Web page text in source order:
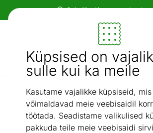
Küpsised on
sulle kui ka meile
Kasutame vajalikke küpsiseid, mis
võimaldavad meie veebisaidil
töötada. Seadistame valikulised
pakkuda teile meie veebisaidi
Tasuta transport!
Mööbel ja sisustus - ON24
Otsi...
Vaibad ja tekstiil / Vaibad
Vaibad